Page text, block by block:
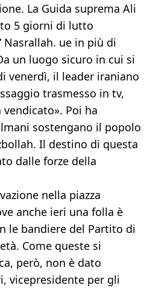
La Guida suprema Ali
5 giorni di lutto
Nasrallah. ue in più di
un luogo sicuro in cui si
venerdì, il leader iraniano
trasmesso in tv,
Poi ha
sostengano il popolo
Il destino di questa
dalle forze della
nella piazza
anche ieri una folla è
le bandiere del Partito di
Come queste si
però, non è dato
vicepresidente per gli